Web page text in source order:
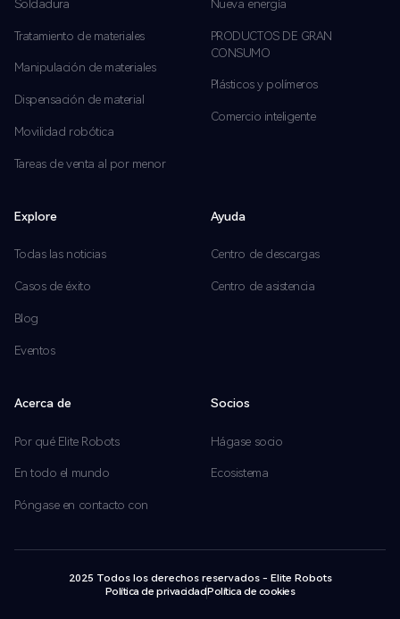
Soldadura
Tratamiento de materiales
Manipulación de materiales
Dispensación de material
Movilidad robótica
Tareas de venta al por menor
Nueva energía
PRODUCTOS DE GRAN
CONSUMO
Plásticos y polímeros
Comercio inteligente
Explore
Todas las noticias
Casos de éxito
Blog
Eventos
Ayuda
Centro de descargas
Centro de asistencia
Acerca de
Por qué Elite Robots
En todo el mundo
Póngase en contacto con
Socios
Hágase socio
Ecosistema
2025 Todos los derechos reservados - Elite Robots
Política de privacidadPolítica de cookies